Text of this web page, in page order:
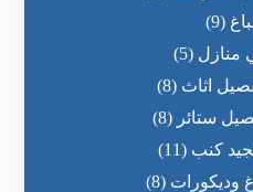
(9)
منازل (5)
اثاث (8)
ستائر (8)
كنب (11)
وديكورات (8)